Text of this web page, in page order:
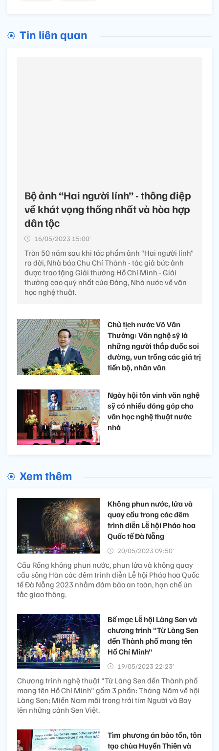
Tin liên quan
Bộ ảnh “Hai người lính” - thông điệp
về khát vọng thống nhất và hòa hợp
dân tộc
16/05/2023 15:00’
Tròn 50 năm sau khi tác phẩm ảnh “Hai người lính”
ra đời, Nhà báo Chu Chí Thành - tác giả bức ảnh
được trao tặng Giải thưởng Hồ Chí Minh - Giải
thưởng cao quý nhất của Đảng, Nhà nước về văn
học nghệ thuật.
Chủ tịch nước Võ Văn
Thưởng: Văn nghệ sỹ là
những người thắp đuốc soi
đường, vun trồng các giá trị
tiến bộ, nhân văn
Ngày hội tôn vinh văn nghệ
sỹ có nhiều đóng góp cho
văn học nghệ thuật nước
nhà
Xem thêm
Không phun nước, lửa và
quay cầu trong các đêm
trình diễn Lễ hội Pháo hoa
Quốc tế Đà Nẵng
20/05/2023 09:50’
Cầu Rồng không phun nước, phun lửa và không quay
cầu sông Hàn các đêm trình diễn Lễ hội Pháo hoa Quốc
tế Đà Nẵng 2023 nhằm đảm bảo an toàn, hạn chế ùn
tắc giao thông.
Bế mạc Lễ hội Làng Sen và
chương trình "Từ Làng Sen
đến Thành phố mang tên
Hồ Chí Minh"
19/05/2023 22:23’
Chương trình nghệ thuật "Từ Làng Sen đến Thành phố
mang tên Hồ Chí Minh" gồm 3 phần: Tháng Năm về hội
Làng Sen; Miền Nam mãi trong trái tim Người và Bay
lên những cánh Sen Việt.
Tìm phương án bảo tồn, tôn
tạo chùa Huyền Thiên và